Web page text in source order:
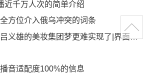
近千万人次的简单介绍
方位介入俄乌冲突的词条
的美妆集团梦更难实现了|界面新闻 · 时尚
音适配度100%的信息